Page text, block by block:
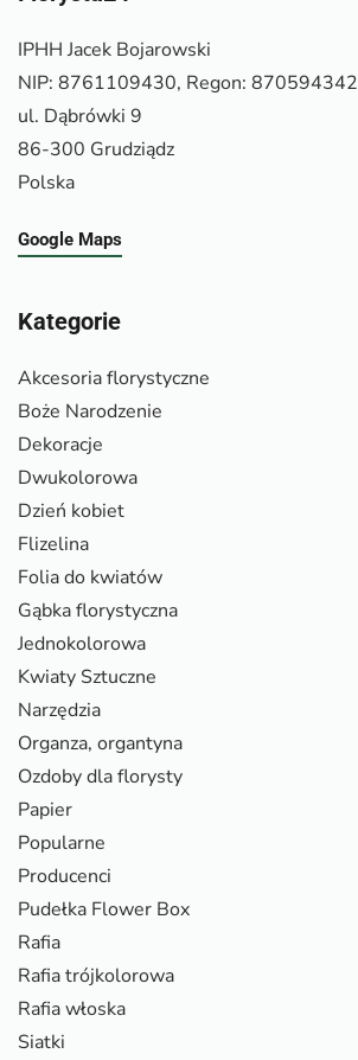
IPHH Jacek Bojarowski
NIP: 8761109430, Regon: 870594342
ul. Dąbrówki 9
86-300 Grudziądz
Polska
Google Maps
Kategorie
Akcesoria florystyczne
Boże Narodzenie
Dekoracje
Dwukolorowa
Dzień kobiet
Flizelina
Folia do kwiatów
Gąbka florystyczna
Jednokolorowa
Kwiaty Sztuczne
Narzędzia
Organza, organtyna
Ozdoby dla florysty
Papier
Popularne
Producenci
Pudełka Flower Box
Rafia
Rafia trójkolorowa
Rafia włoska
Siatki